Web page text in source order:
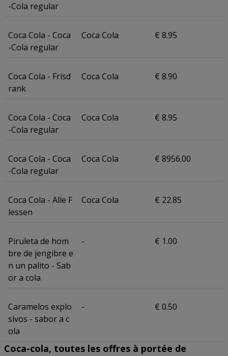
-Cola regular
Coca Cola - Coca
-Cola regular
Coca Cola € 8.95
Coca Cola - Frisd
rank
Coca Cola € 8.90
Coca Cola - Coca
-Cola regular
Coca Cola € 8.95
Coca Cola - Coca
-Cola regular
Coca Cola € 8956.00
Coca Cola - Alle F
lessen
Coca Cola € 22.85
Piruleta de hom
bre de jengibre e
n un palito - Sab
or a cola
- € 1.00
Caramelos explo
sivos - sabor a c
ola
- € 0.50
Coca-cola, toutes les offres à portée de